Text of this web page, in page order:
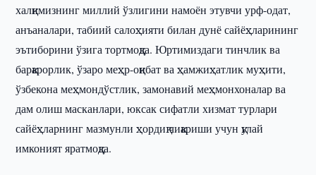
халқимизнинг миллий ўзлигини намоён этувчи урф-одат,
анъаналари, табиий салоҳияти билан дунё сайёҳларининг
эътиборини ўзига тортмоқда. Юртимиздаги тинчлик ва
барқарорлик, ўзаро меҳр-оқибат ва ҳамжиҳатлик муҳити,
ўзбекона меҳмондўстлик, замонавий меҳмонхоналар ва
дам олиш масканлари, юксак сифатли хизмат турлари
сайёҳларнинг мазмунли ҳордиқ чиқариши учун қулай
имконият яратмоқда.